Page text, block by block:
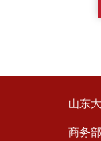
山东
商务部